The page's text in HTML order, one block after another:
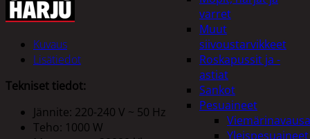
varret
Muut
siivoustarvikkeet
Roskapussit ja -
astiat
Sankot
Pesuaineet
Yleispesuaineet
Kuvaus
Lisätiedot
Tekniset tiedot:
Jännite: 220-240 V ~ 50 Hz
Teho: 1000 W